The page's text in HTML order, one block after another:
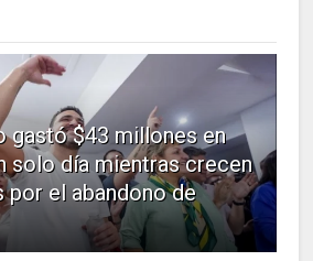
gastó $43 millones en
solo día mientras crecen
el abandono de